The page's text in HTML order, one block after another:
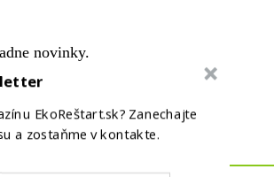
novinky.
EkoReštart.sk? Zanechajte
a zostaňme v kontakte.